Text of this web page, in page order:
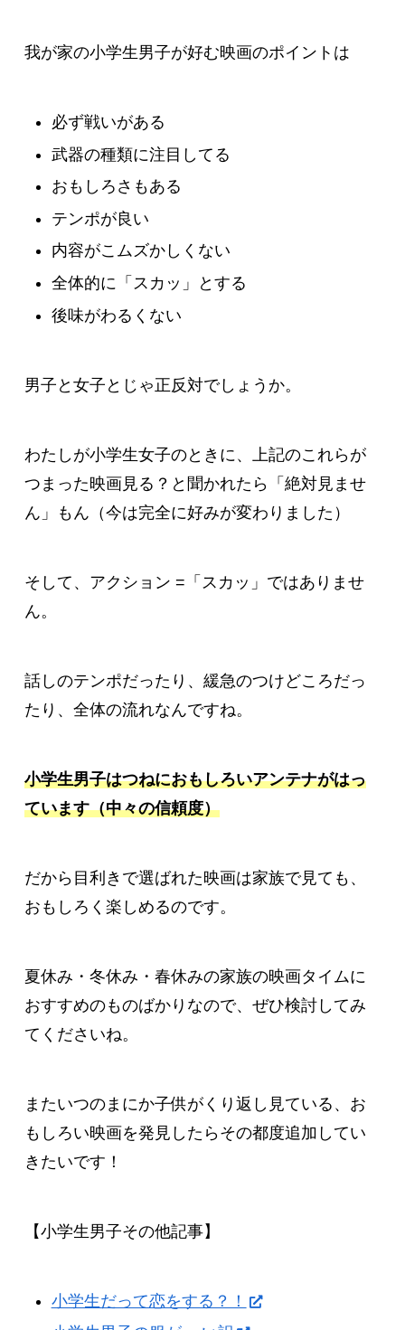
我が家の小学生男子が好む映画のポイントは
必ず戦いがある
武器の種類に注目してる
おもしろさもある
テンポが良い
内容がこムズかしくない
全体的に「スカッ」とする
後味がわるくない
男子と女子とじゃ正反対でしょうか。
わたしが小学生女子のときに、上記のこれらが
つまった映画見る？と聞かれたら「絶対見ませ
ん」もん（今は完全に好みが変わりました）
そして、アクション =「スカッ」ではありませ
ん。
話しのテンポだったり、緩急のつけどころだっ
たり、全体の流れなんですね。
小学生男子はつねにおもしろいアンテナがはっ
ています（中々の信頼度）
だから目利きで選ばれた映画は家族で見ても、
おもしろく楽しめるのです。
夏休み・冬休み・春休みの家族の映画タイムに
おすすめのものばかりなので、ぜひ検討してみ
てくださいね。
またいつのまにか子供がくり返し見ている、お
もしろい映画を発見したらその都度追加してい
きたいです！
【小学生男子その他記事】
小学生だって恋をする？！